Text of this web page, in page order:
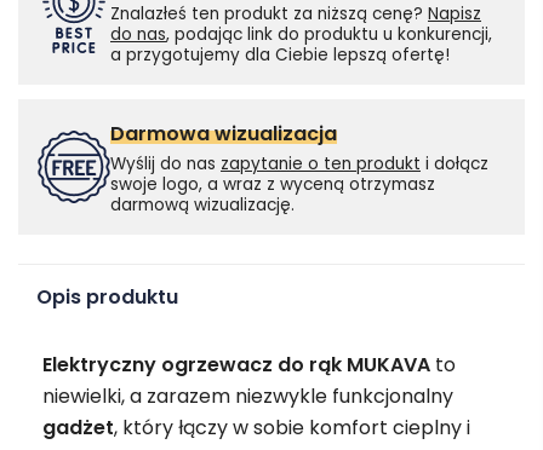
Znalazłeś ten produkt za niższą cenę? Napisz
do nas, podając link do produktu u konkurencji,
a przygotujemy dla Ciebie lepszą ofertę!
Darmowa wizualizacja
Wyślij do nas zapytanie o ten produkt i dołącz
swoje logo, a wraz z wyceną otrzymasz
darmową wizualizację.
Opis produktu
Elektryczny ogrzewacz do rąk MUKAVA to
niewielki, a zarazem niezwykle funkcjonalny
gadżet, który łączy w sobie komfort cieplny i